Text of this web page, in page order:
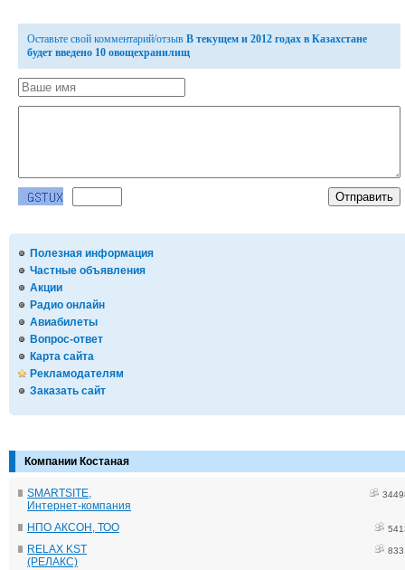
Полезная информация
Частные объявления
Акции
Радио онлайн
Авиабилеты
Вопрос-ответ
Карта сайта
Рекламодателям
Заказать сайт
Компании Костаная
SMARTSITE,
Интернет-компания
НПО АКСОН, ТОО
RELAX KST
(РЕЛАКС)
Оставьте свой комментарий/отзыв В текущем и 2012 годах в Казахстане
будет введено 10 овощехранилищ